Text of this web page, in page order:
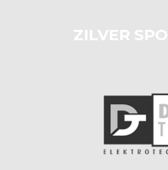
ZILVER